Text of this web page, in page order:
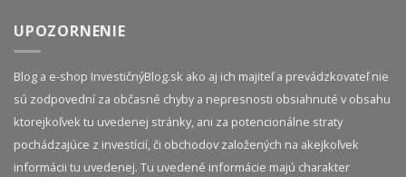
UPOZORNENIE
Blog a e-shop InvestičnýBlog.sk ako aj ich majiteľ a prevádzkovateľ nie
sú zodpovední za občasné chyby a nepresnosti obsiahnuté v obsahu
ktorejkoľvek tu uvedenej stránky, ani za potencionálne straty
pochádzajúce z investícií, či obchodov založených na akejkoľvek
informácii tu uvedenej. Tu uvedené informácie majú charakter